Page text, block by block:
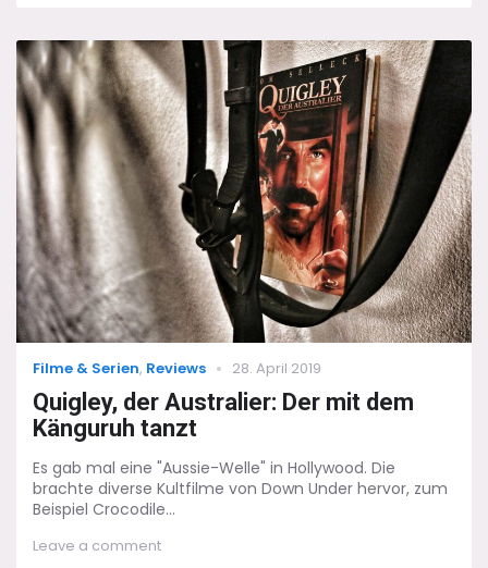
und
das
Warten
auf
etwas
Neues
Categories
Filme & Serien, Reviews
Posted
on
28. April 2019
Quigley, der Australier: Der mit dem
Känguruh tanzt
Es gab mal eine "Aussie-Welle" in Hollywood. Die
brachte diverse Kultfilme von Down Under hervor, zum
Beispiel Crocodile...
Leave a commenton